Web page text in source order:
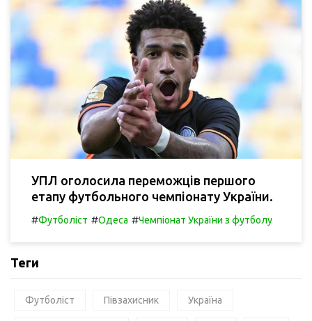
УПЛ оголосила переможців першого
етапу футбольного чемпіонату України.
#Футболіст #Одеса #Чемпіонат України з футболу
Теги
Футболіст Півзахисник Україна